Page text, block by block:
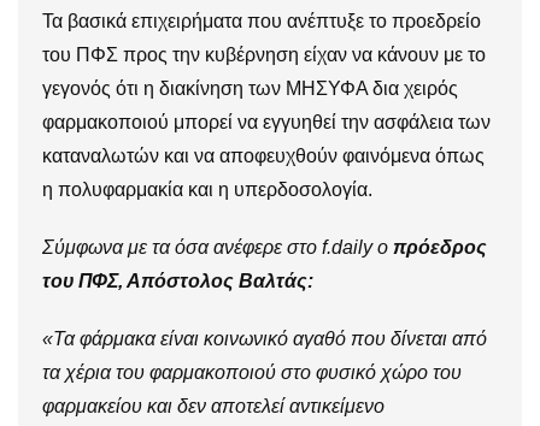
Τα βασικά επιχειρήματα που ανέπτυξε το προεδρείο
του ΠΦΣ προς την κυβέρνηση είχαν να κάνουν με το
γεγονός ότι η διακίνηση των ΜΗΣΥΦΑ δια χειρός
φαρμακοποιού μπορεί να εγγυηθεί την ασφάλεια των
καταναλωτών και να αποφευχθούν φαινόμενα όπως
η πολυφαρμακία και η υπερδοσολογία.
Σύμφωνα με τα όσα ανέφερε στο f.dailyο πρόεδρος
του ΠΦΣ, Απόστολος Βαλτάς:
«Τα φάρμακα είναι κοινωνικό αγαθό που δίνεται από
τα χέρια του φαρμακοποιού στο φυσικό χώρο του
φαρμακείου και δεν αποτελεί αντικείμενο